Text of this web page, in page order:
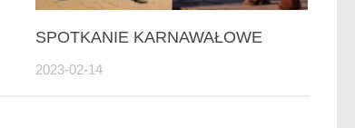
SPOTKANIE KARNAWAŁOWE
2023-02-14